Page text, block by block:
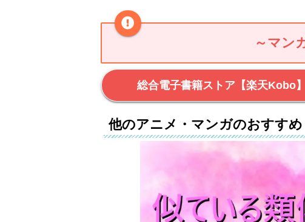
～マン
総合電子書籍ストア【楽天Kobo】
他のアニメ・マンガのおすすめ